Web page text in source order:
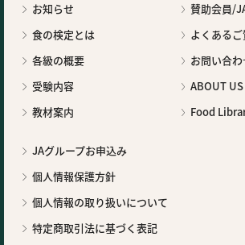
お知らせ
食の検定とは
各級の概要
受験内容
教材案内
賛助会員/
よくある
お問い合わ
ABOUT US
Food
JAグループお申込み
個人情報保護方針
個人情報の取り扱いについて
特定商取引法に基づく表記